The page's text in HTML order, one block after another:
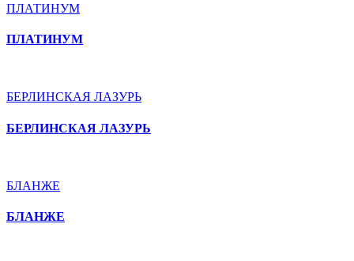
ПЛАТИНУМ
ПЛАТИНУМ
БЕРЛИНСКАЯ ЛАЗУРЬ
БЕРЛИНСКАЯ ЛАЗУРЬ
БЛАНЖЕ
БЛАНЖЕ